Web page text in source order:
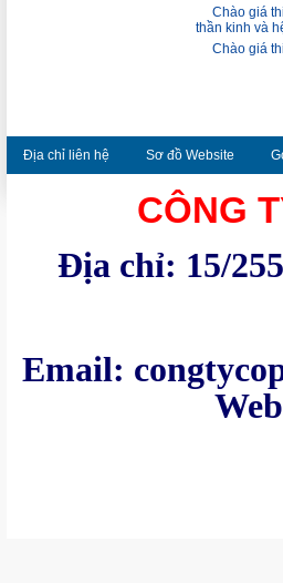
Chào giá
thần kinh và
Chào giá
Địa chỉ liên hệ Sơ đồ Website
CÔNG
Địa chỉ: 15/
Liên hệ :
Email: